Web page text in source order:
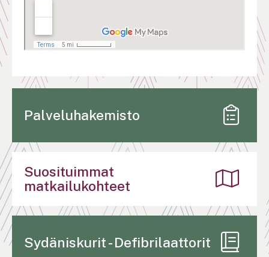
Palveluhakemisto
Suosituimmat
matkailukohteet
Sydäniskurit - Defibrilaattorit